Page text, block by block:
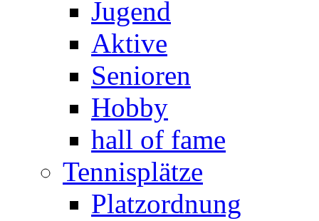
Jugend
Aktive
Senioren
Hobby
hall of fame
Tennisplätze
Platzordnung